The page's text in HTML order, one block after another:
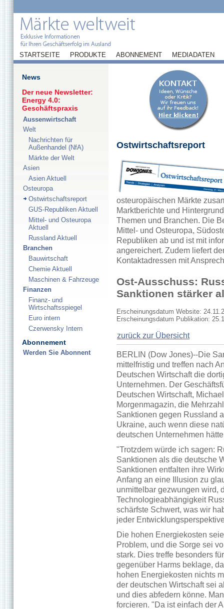
STARTSEITE PRODUKTE ABONNEMENT MEDIADATEN
News
Der neue Newsletter:
Energy 4.0:
Geschäftspraxis
Aussenwirtschaft
Welt
Nachrichten für
Außenhandel (NfA)
Märkte der Welt
Asien
Asien Aktuell
Osteuropa
Ostwirtschaftsreport
GUS-Republiken Aktuell
Mittel- und Osteuropa
Aktuell
Russland Aktuell
Branchen
Bauwirtschaft
Chemie Aktuell
Maschinen & Fahrzeuge
Finanzen
Finanz- und
Wirtschaftsspiegel
Euro intern
Czerwensky Intern
Abonnement
Werden Sie Abonnent
Ostwirtschaftsreport
osteuropäischen Märkte
Marktberichte und
Themen und Branchen. Die
Mittel- und Osteuropa,
Republiken ab und ist mit
angereichert. Zudem liefert
Kontaktadressen mit
Ost-Ausschuss:
Sanktionen stärker
Erscheinungsdatum Website:
Erscheinungsdatum Publikation:
zurück zur Übersicht
BERLIN (Dow Jones)--Die
mittelfristig und treffen nach
Deutschen Wirtschaft die
Unternehmen. Der
Deutschen Wirtschaft,
Morgenmagazin, die
Sanktionen gegen Russland
Ukraine, auch wenn diese
deutschen Unternehmen
"Trotzdem würde ich sagen:
Sanktionen als die deutsche
Sanktionen entfalten ihre
Anfang an eine Illusion zu
unmittelbar gezwungen wird,
Technologieabhängigkeit
schärfste Schwert, was wir
jeder
Die hohen Energiekosten
Problem, und die Sorge sei
stark. Dies treffe besonders
gegenüber Harms beklage,
hohen Energiekosten nichts
der deutschen Wirtschaft sei
und dies abfedern könne.
forcieren. "Da ist einfach der